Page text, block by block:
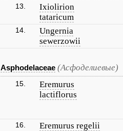
13.
Ixiolirion
tataricum
14.
Ungernia
sewerzowii
Asphodelaceae (Асфоделиевые)
15.
Eremurus
lactiflorus
16. Eremurus regelii